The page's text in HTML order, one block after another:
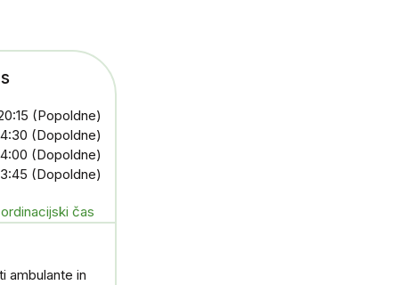
(Popoldne)
(Dopoldne)
(Dopoldne)
(Dopoldne)
čas
ambulante in